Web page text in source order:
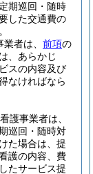
期巡回・随時
した交通費の
者は、 前項の
、あらかじ
スの内容及び
なければなら
護事業者は、
巡回・随時対
た場合は、提
護の内容、費
たサービス提